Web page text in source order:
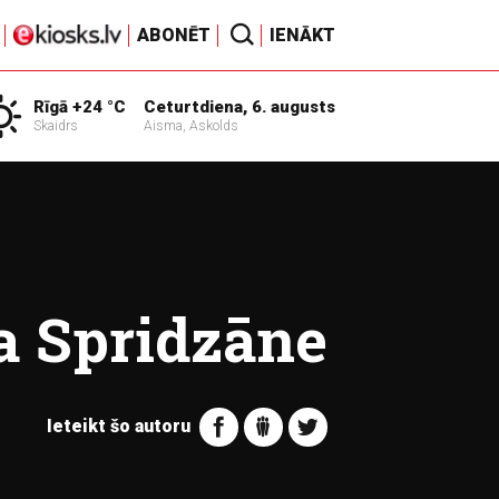
ABONĒT IENĀKT
Rīgā +24 °C
Skaidrs
Ceturtdiena, 6. augusts
Aisma, Askolds
Spridzāne
Ieteikt šo autoru